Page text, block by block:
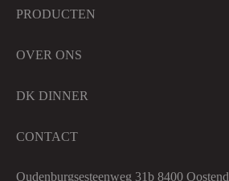
PRODUCTEN
OVER ONS
DK DINNER
CONTACT
Oudenburgsesteenweg 31b 8400